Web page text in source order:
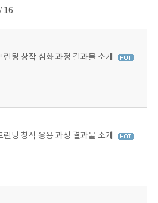
16
팅 창작 심화 과정 결과물 소개
팅 창작 응용 과정 결과물 소개